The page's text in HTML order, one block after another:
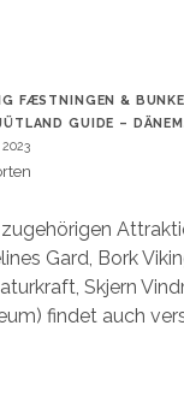
FÆSTNINGEN &
GUIDE –
Gard, Bork
Skjern
findet auch